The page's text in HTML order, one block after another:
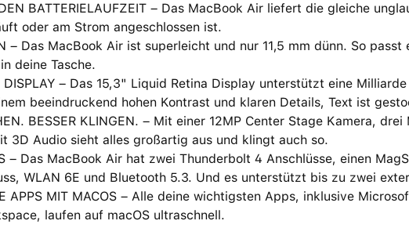
BATTERIELAUFZEIT – Das MacBook Air liefert die gleiche
oder am Strom angeschlossen ist.
– Das MacBook Air ist superleicht und nur 11,5 mm dünn. So
deine Tasche.
DISPLAY – Das 15,3" Liquid Retina Display unterstützt eine
beein­druckend hohen Kontrast und klaren Details, Text ist
BESSER KLINGEN. – Mit einer 12MP Center Stage Kamera,
3D Audio sieht alles großartig aus und klingt auch so.
– Das MacBook Air hat zwei Thunderbolt 4 Anschlüsse, einen
WLAN 6E und Bluetooth 5.3. Und es unterstützt bis zu zwei
APPS MIT MACOS – Alle deine wichtigsten Apps, inklusive
laufen auf macOS ultraschnell.